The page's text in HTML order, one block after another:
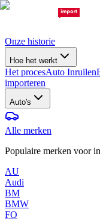
Onze historie
Hoe het werkt
Het procesAuto Inruilen
importeren
Auto's
Alle merken
Populaire merken voor
AU
Audi
BM
BMW
FO